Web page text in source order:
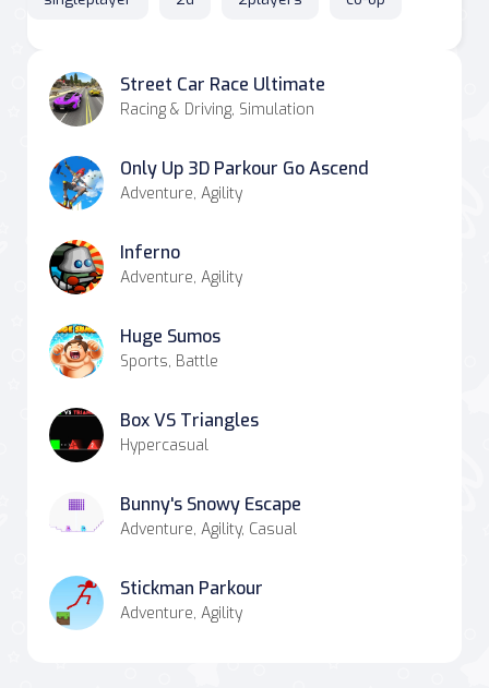
Street Car Race Ultimate
Racing & Driving, Simulation
Only Up 3D Parkour Go Ascend
Adventure, Agility
Inferno
Adventure, Agility
Huge Sumos
Sports, Battle
Box VS Triangles
Hypercasual
Bunny's Snowy Escape
Adventure, Agility, Casual
Stickman Parkour
Adventure, Agility